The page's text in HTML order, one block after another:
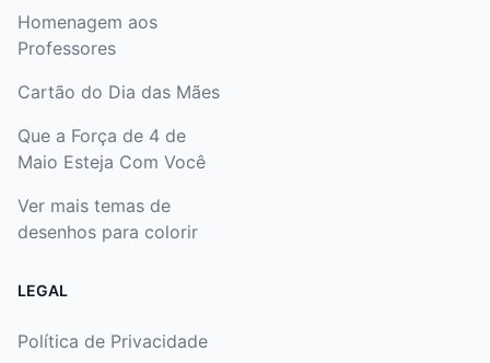
Homenagem aos
Professores
Cartão do Dia das Mães
Que a Força de 4 de
Maio Esteja Com Você
Ver mais temas de
desenhos para colorir
LEGAL
Política de Privacidade